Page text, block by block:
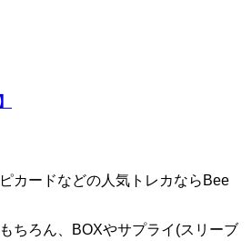
カードなどの人気トレカならBee
ちろん、BOXやサプライ(スリーブ